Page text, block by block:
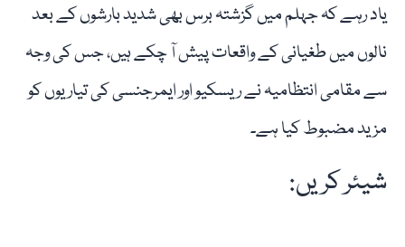
یاد رہے کہ جہلم میں گزشتہ برس بھی شدید بارشوں کے بعد
نالوں میں طغیانی کے واقعات پیش آ چکے ہیں، جس کی وجہ
سے مقامی انتظامیہ نے ریسکیو اور ایمرجنسی کی تیاریوں کو
مزید مضبوط کیا ہے۔
شیئر کریں: